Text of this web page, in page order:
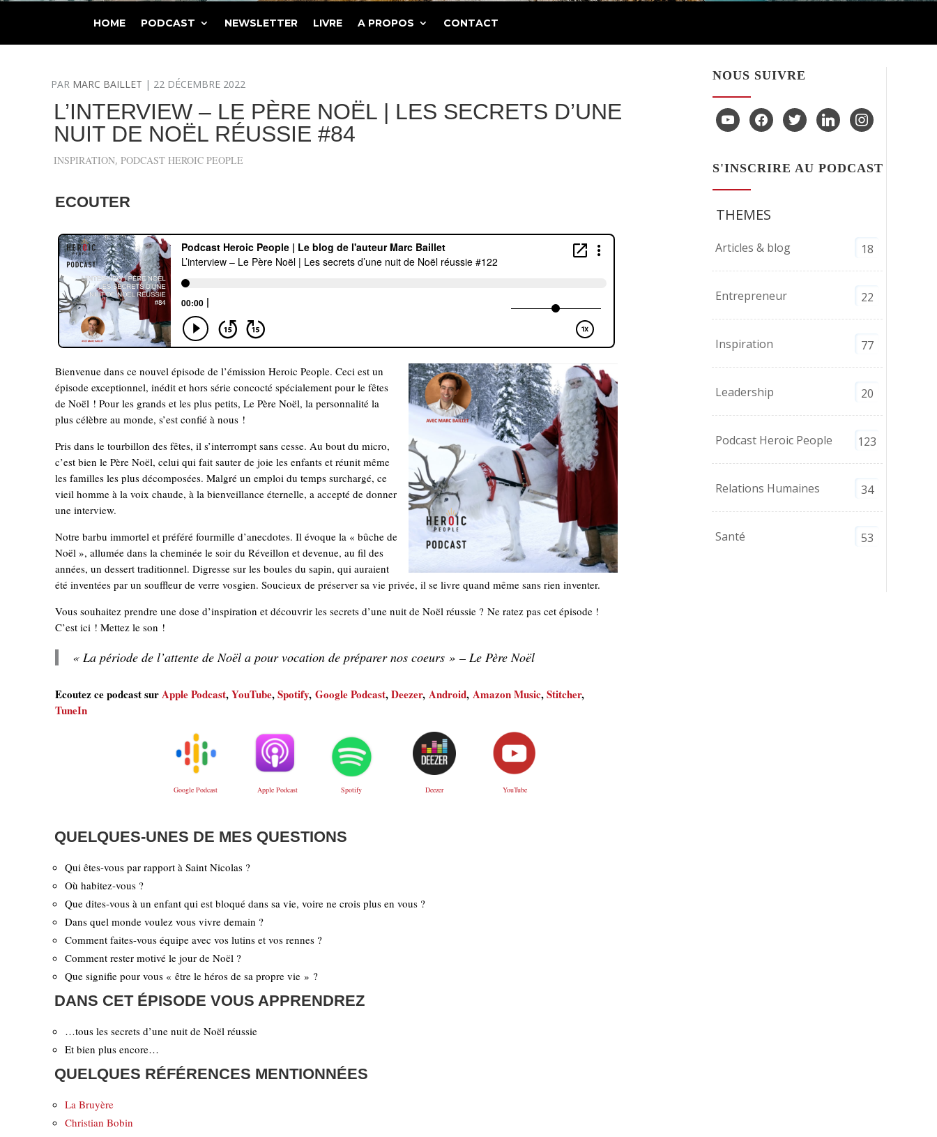
HOME PODCAST NEWSLETTER LIVRE A PROPOS CONTACT
PAR MARC BAILLET | 22 DÉCEMBRE 2022
L’INTERVIEW – LE PÈRE NOËL | LES SECRETS D’UNE
NUIT DE NOËL RÉUSSIE #84
INSPIRATION, PODCAST HEROIC PEOPLE
ECOUTER
Bienvenue dans ce nouvel épisode de l’émission Heroic People. Ceci est un
épisode exceptionnel, inédit et hors série concocté spécialement pour le fêtes
de Noël ! Pour les grands et les plus petits, Le Père Noël, la personnalité la
plus célèbre au monde, s’est confié à nous !
Pris dans le tourbillon des fêtes, il s’interrompt sans cesse. Au bout du micro,
c’est bien le Père Noël, celui qui fait sauter de joie les enfants et réunit même
les familles les plus décomposées. Malgré un emploi du temps surchargé, ce
vieil homme à la voix chaude, à la bienveillance éternelle, a accepté de donner
une interview.
Notre barbu immortel et préféré fourmille d’anecdotes. Il évoque la « bûche de
Noël », allumée dans la cheminée le soir du Réveillon et devenue, au fil des
années, un dessert traditionnel. Digresse sur les boules du sapin, qui auraient
été inventées par un souffleur de verre vosgien. Soucieux de préserver sa vie privée, il se livre quand même sans rien inventer.
Vous souhaitez prendre une dose d’inspiration et découvrir les secrets d’une nuit de Noël réussie ? Ne ratez pas cet épisode !
C’est ici ! Mettez le son !
« La période de l’attente de Noël a pour vocation de préparer nos coeurs » – Le Père Noël
Ecoutez ce podcast surApple Podcast,YouTube,Spotify, Google Podcast,Deezer, Android, Amazon Music,Stitcher,
TuneIn
Google Podcast Apple Podcast Spotify Deezer YouTube
QUELQUES-UNES DE MES QUESTIONS
Qui êtes-vous par rapport à Saint Nicolas ?
Où habitez-vous ?
Que dites-vous à un enfant qui est bloqué dans sa vie, voire ne crois plus en vous ?
Dans quel monde voulez vous vivre demain ?
Comment faites-vous équipe avec vos lutins et vos rennes ?
Comment rester motivé le jour de Noël ?
Que signifie pour vous « être le héros de sa propre vie » ?
DANS CET ÉPISODE VOUS APPRENDREZ
…tous les secrets d’une nuit de Noël réussie
Et bien plus encore…
QUELQUES RÉFÉRENCES MENTIONNÉES
La Bruyère
Christian Bobin
NOUS SUIVRE
youtubefacebooktwitter linkedin instagram
S'INSCRIRE AU PODCAST
THEMES
Articles & blog 18
Entrepreneur 22
Inspiration 77
Leadership 20
Podcast Heroic People 123
Relations Humaines 34
Santé 53